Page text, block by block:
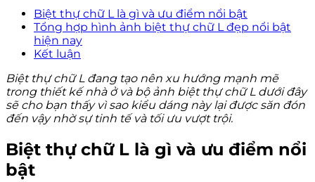
Biệt thự chữ L là gì và ưu điểm nổi bật
Tổng hợp hình ảnh biệt thự chữ L đẹp nổi bật
hiện nay
Kết luận
Biệt thự chữ L đang tạo nên xu hướng mạnh mẽ
trong thiết kế nhà ở và bộ ảnh biệt thự chữ L dưới đây
sẽ cho bạn thấy vì sao kiểu dáng này lại được săn đón
đến vậy nhờ sự tinh tế và tối ưu vượt trội.
Biệt thự chữ L là gì và ưu điểm nổi
bật